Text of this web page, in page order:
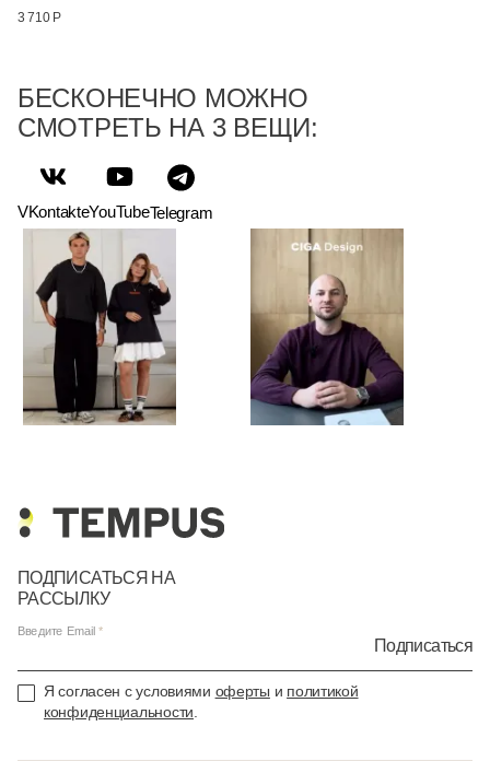
3 710 Р
БЕСКОНЕЧНО МОЖНО
СМОТРЕТЬ НА 3 ВЕЩИ:
VKontakteYouTubeTelegram
ПОДПИСАТЬСЯ НА
РАССЫЛКУ
Введите Email
Подписаться
Я согласен с условиями оферты и политикой
конфиденциальности.